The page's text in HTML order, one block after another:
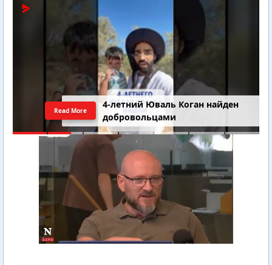
4-летний Юваль Коган найден
добровольцами
Read More